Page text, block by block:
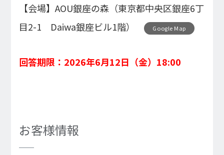
【会場】AOU銀座の森（東京都中央区銀座6丁
目2-1 Daiwa銀座ビル1階）
Google Map
回答期限：2026年6月12日（金）18:00
お客様情報